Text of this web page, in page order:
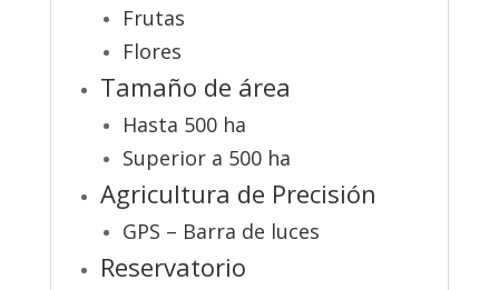
Frutas
Flores
Tamaño de área
Hasta 500 ha
Superior a 500 ha
Agricultura de Precisión
GPS – Barra de luces
Reservatorio